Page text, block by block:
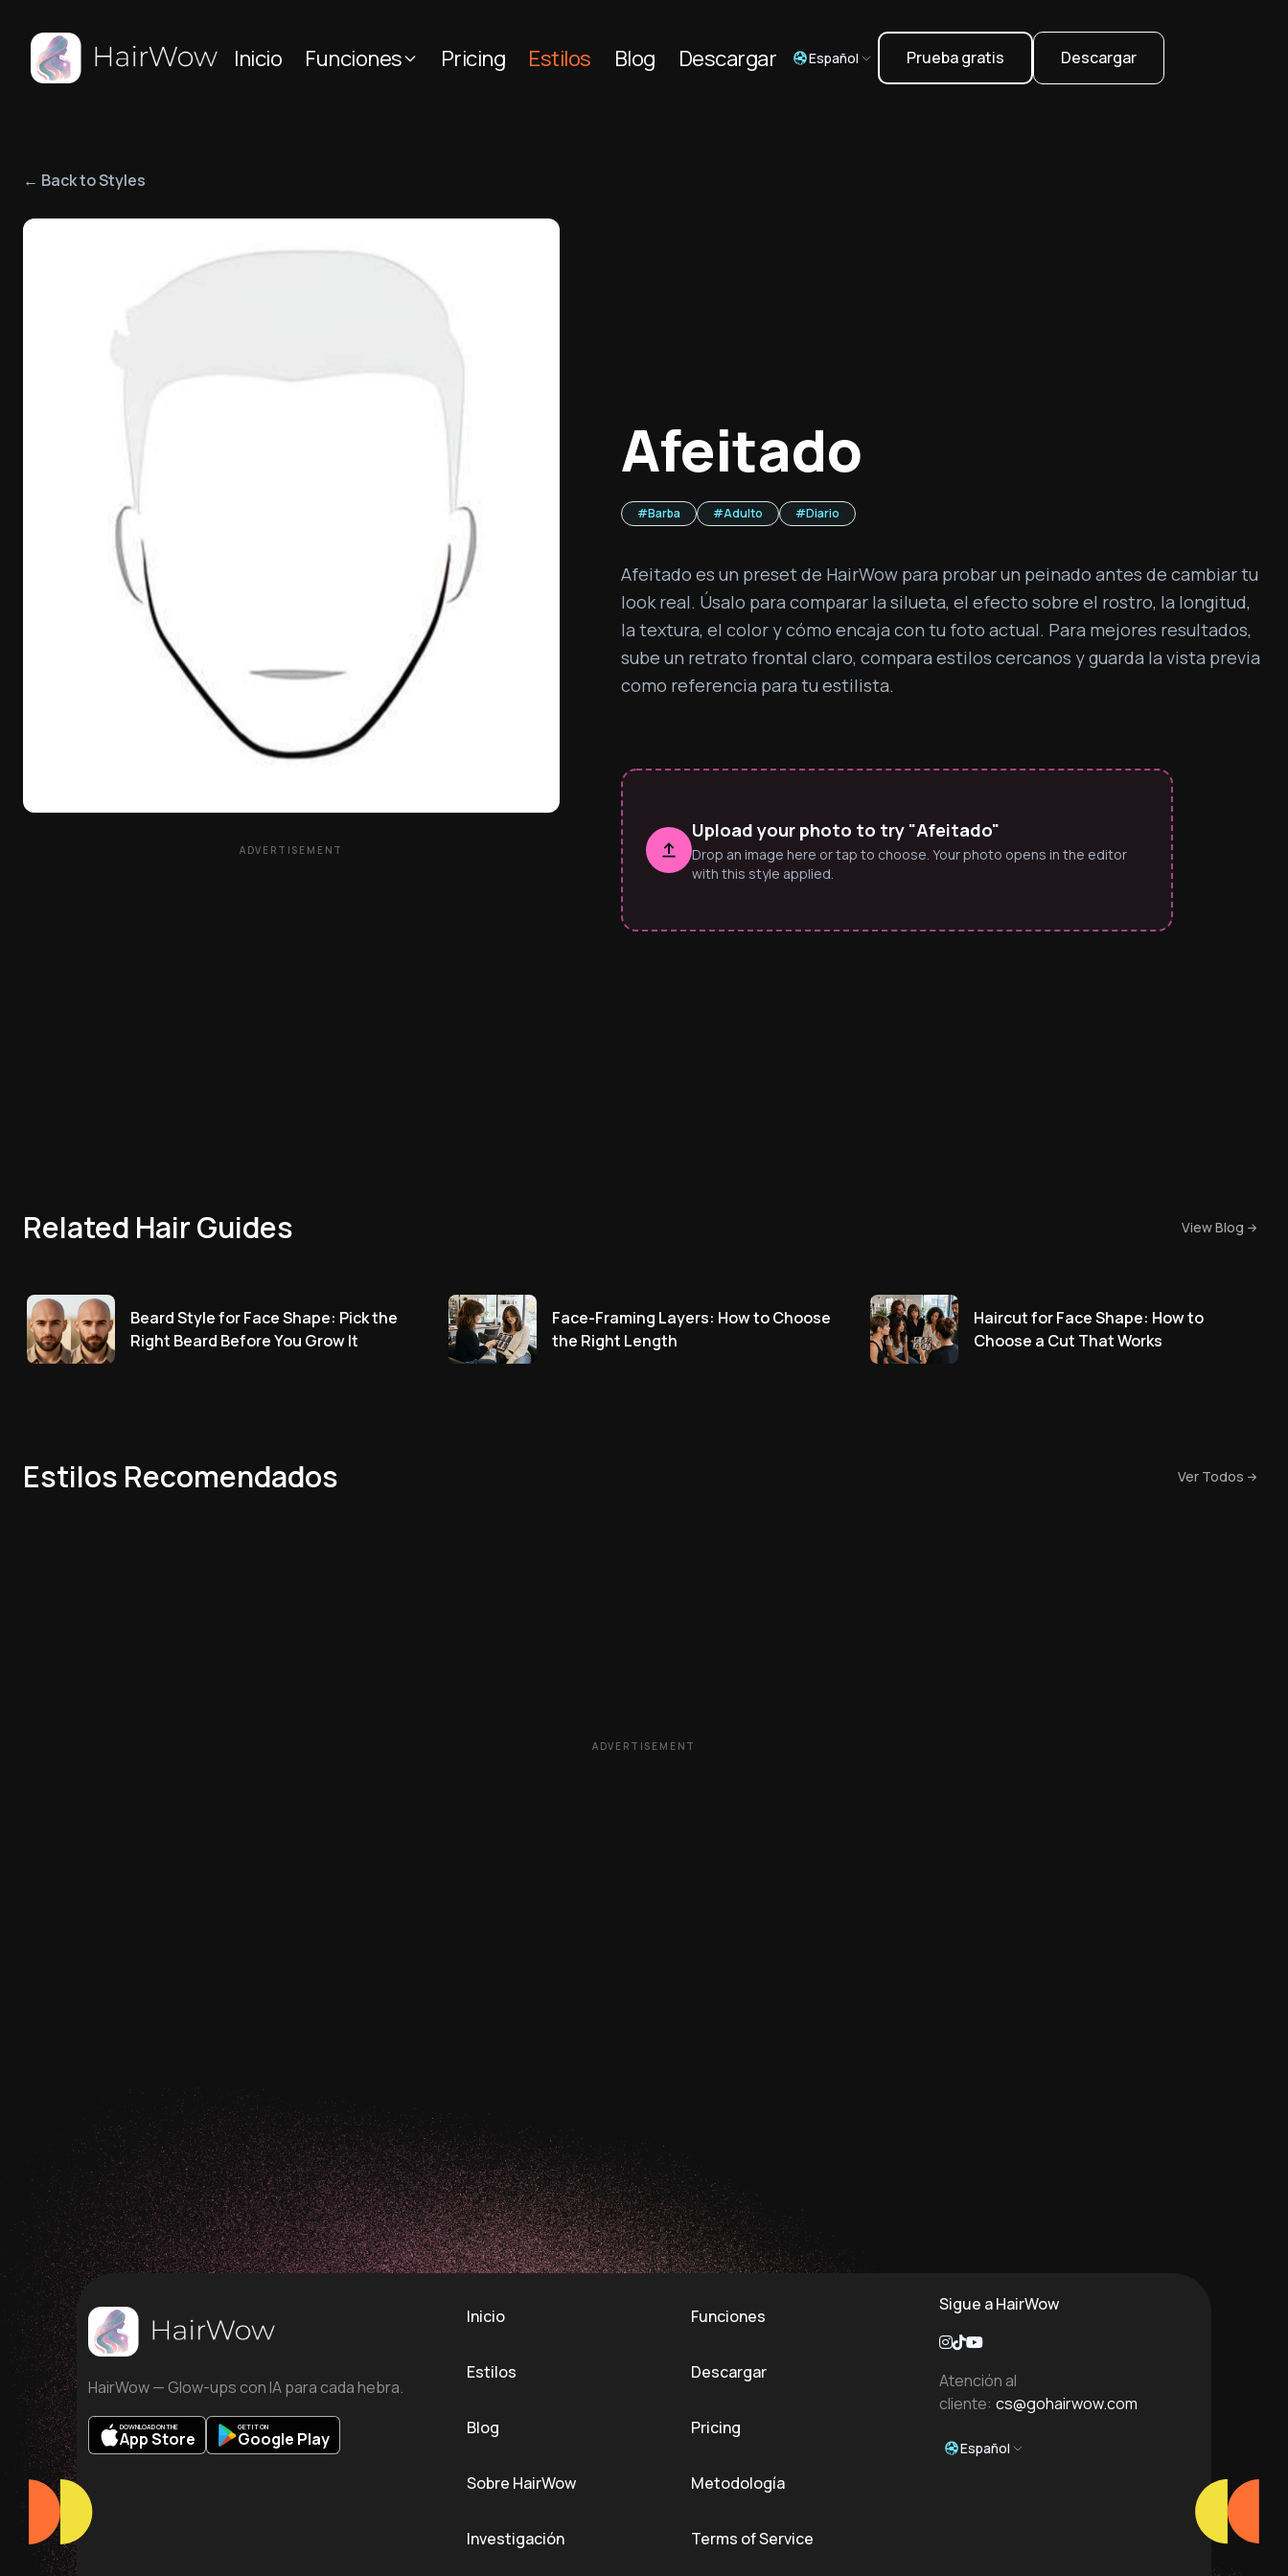
Inicio Funciones Pricing Estilos Blog Descargar Español Prueba gratis Descargar
← Back to Styles
ADVERTISEMENT
Afeitado
#Barba #Adulto #Diario
Afeitado es un preset de HairWow para probar un peinado antes de cambiar tu
look real. Úsalo para comparar la silueta, el efecto sobre el rostro, la longitud,
la textura, el color y cómo encaja con tu foto actual. Para mejores resultados,
sube un retrato frontal claro, compara estilos cercanos y guarda la vista previa
como referencia para tu estilista.
Upload your photo to try "Afeitado"
Drop an image here or tap to choose. Your photo opens in the editor
with this style applied.
Related Hair Guides View Blog
Beard Style for Face Shape: Pick the
Right Beard Before You Grow It
Face-Framing Layers: How to Choose
the Right Length
Haircut for Face Shape: How to
Choose a Cut That Works
Estilos Recomendados Ver Todos
ADVERTISEMENT
HairWow — Glow-ups con IA para cada hebra.
DOWNLOAD ON THE
App Store
GET IT ON
Google Play
Inicio Funciones
Estilos Descargar
Blog Pricing
Sobre HairWow Metodología
Investigación Terms of Service
Sigue a HairWow
Atención al
cliente: cs@gohairwow.com
Español